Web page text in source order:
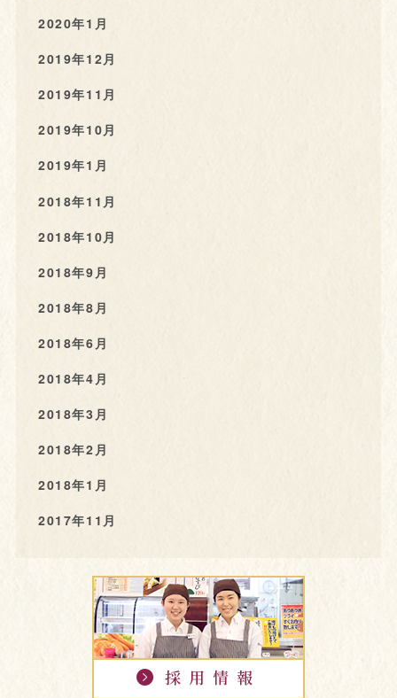
2020年1月
2019年12月
2019年11月
2019年10月
2019年1月
2018年11月
2018年10月
2018年9月
2018年8月
2018年6月
2018年4月
2018年3月
2018年2月
2018年1月
2017年11月